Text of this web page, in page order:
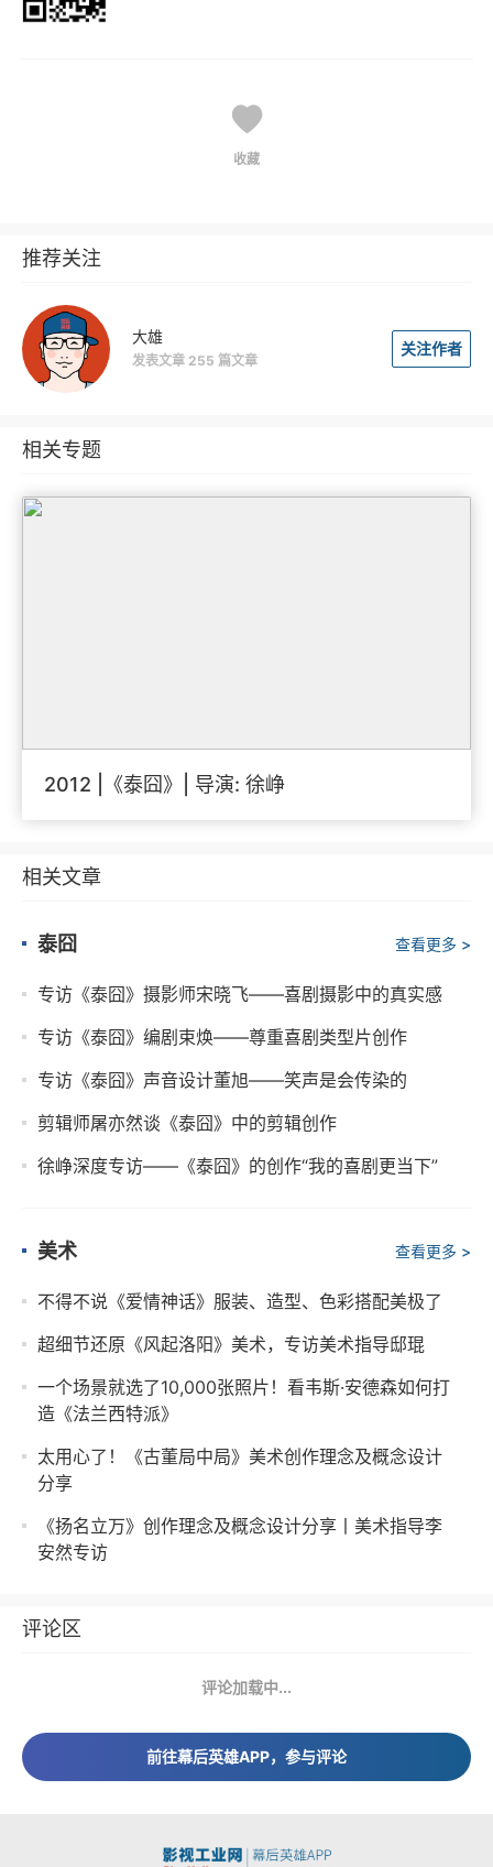
收藏
推荐关注
大雄
发表文章 255 篇文章
关注作者
相关专题
2012 |《泰囧》| 导演: 徐峥
相关文章
泰囧 查看更多 >
专访《泰囧》摄影师宋晓飞——喜剧摄影中的真实感
专访《泰囧》编剧束焕——尊重喜剧类型片创作
专访《泰囧》声音设计董旭——笑声是会传染的
剪辑师屠亦然谈《泰囧》中的剪辑创作
徐峥深度专访——《泰囧》的创作“我的喜剧更当下”
美术 查看更多 >
不得不说《爱情神话》服装、造型、色彩搭配美极了
超细节还原《风起洛阳》美术，专访美术指导邸琨
一个场景就选了10,000张照片！看韦斯·安德森如何打
造《法兰西特派》
太用心了！《古董局中局》美术创作理念及概念设计
分享
《扬名立万》创作理念及概念设计分享丨美术指导李
安然专访
评论区
评论加载中...
前往幕后英雄APP，参与评论